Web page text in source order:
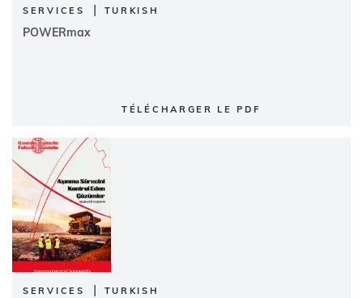
SERVICES | TURKISH
POWERmax
TÉLÉCHARGER LE PDF
SERVICES | TURKISH